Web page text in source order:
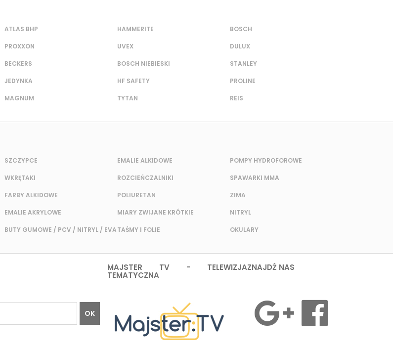
ATLAS BHP
PROXXON
BECKERS
JEDYNKA
MAGNUM
HAMMERITE
UVEX
BOSCH NIEBIESKI
HF SAFETY
TYTAN
BOSCH
DULUX
STANLEY
PROLINE
REIS
SZCZYPCE
WKRĘTAKI
FARBY ALKIDOWE
EMALIE AKRYLOWE
BUTY GUMOWE / PCV / NITRYL / EVA
EMALIE ALKIDOWE
ROZCIEŃCZALNIKI
POLIURETAN
MIARY ZWIJANE KRÓTKIE
TAŚMY I FOLIE
POMPY HYDROFOROWE
SPAWARKI MMA
ZIMA
NITRYL
OKULARY
OK
MAJSTER TV - TELEWIZJA
TEMATYCZNA
ZNAJDŹ NAS